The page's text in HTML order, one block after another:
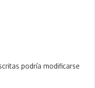
podría modificarse